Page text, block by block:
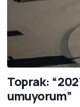
Toprak:
umuyorum”